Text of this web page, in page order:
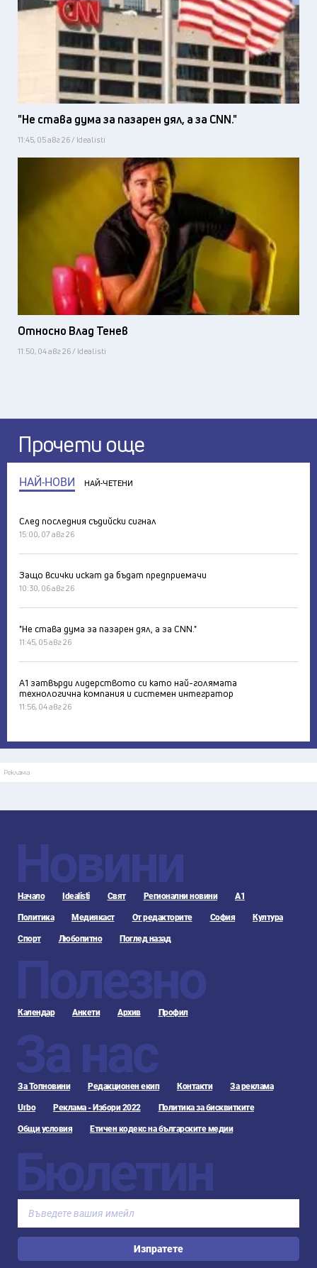
"Не става дума за пазарен дял, а за CNN."
11:45, 05 авг 26 / Idealisti
Относно Влад Тенев
11:50, 04 авг 26 / Idealisti
Прочети още
НАЙ-НОВИ НАЙ-ЧЕТЕНИ
След последния съдийски сигнал
15:00, 07 авг 26
Защо всички искат да бъдат предприемачи
10:30, 06 авг 26
"Не става дума за пазарен дял, а за CNN."
11:45, 05 авг 26
А1 затвърди лидерството си като най-голямата
технологична компания и системен интегратор
11:56, 04 авг 26
Реклама
Новини
Начало Idealisti Свят Регионални новини А1
Политика Медиякаст От редакторите София Култура
Спорт Любопитно Поглед назад
Полезно
Календар Анкети Архив Профил
За нас
За Топновини Редакционен екип Контакти За реклама
Urbo Реклама - Избори 2022 Политика за бисквитките
Общи условия Етичен кодекс на българските медии
Бюлетин
Изпратете